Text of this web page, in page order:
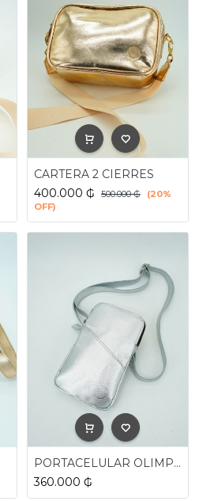
CARTERA 2 CIERRES
400.000 ₲ 500.000₲
(20%
OFF)
PORTACELULAR OLIMPIA
360.000 ₲